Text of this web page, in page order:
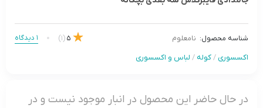
شناسه محصول: نامعلوم 5
(1) 1 دیدگاه
اکسسوری /کوله / لباس و اکسسوری
در حال حاضر این محصول در انبار موجود نیست و در